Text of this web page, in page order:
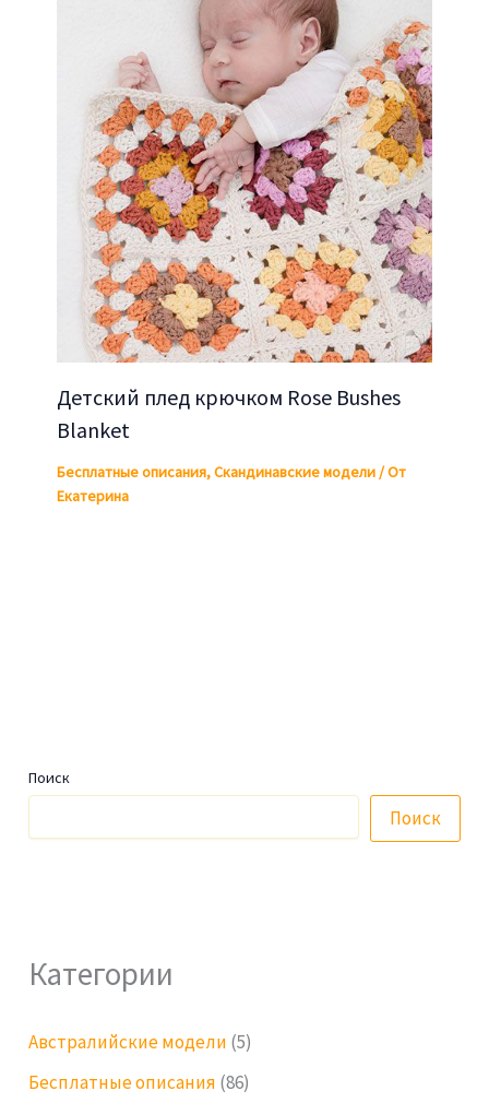
Детский плед крючком Rose Bushes
Blanket
Бесплатные описания,Скандинавские модели/ От
Екатерина
Поиск
Поиск
Категории
Австралийские модели (5)
Бесплатные описания (86)